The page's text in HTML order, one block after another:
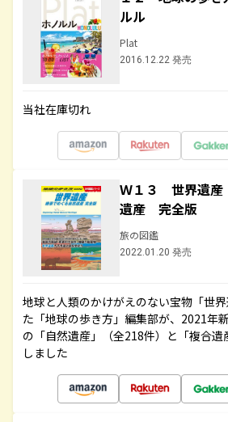
ルル
Plat
2016.12.22 発売
当社在庫切れ
Ｗ１３ 世界遺
遺産 完全版
旅の図鑑
2022.01.20 発売
地球と人類のかけがえのない宝物「世
た「地球の歩き方」編集部が、2021年
の「自然遺産」（全218件）と「複合
しました